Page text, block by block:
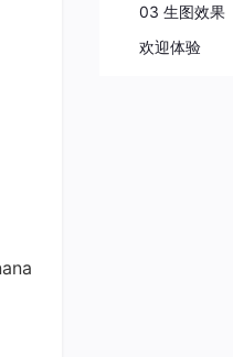
03 生图效果
欢迎体验